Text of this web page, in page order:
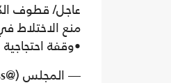
عاجل/ قطوف
منع الاختلاط
•وقفة
— المجلس (@Almajlliss)